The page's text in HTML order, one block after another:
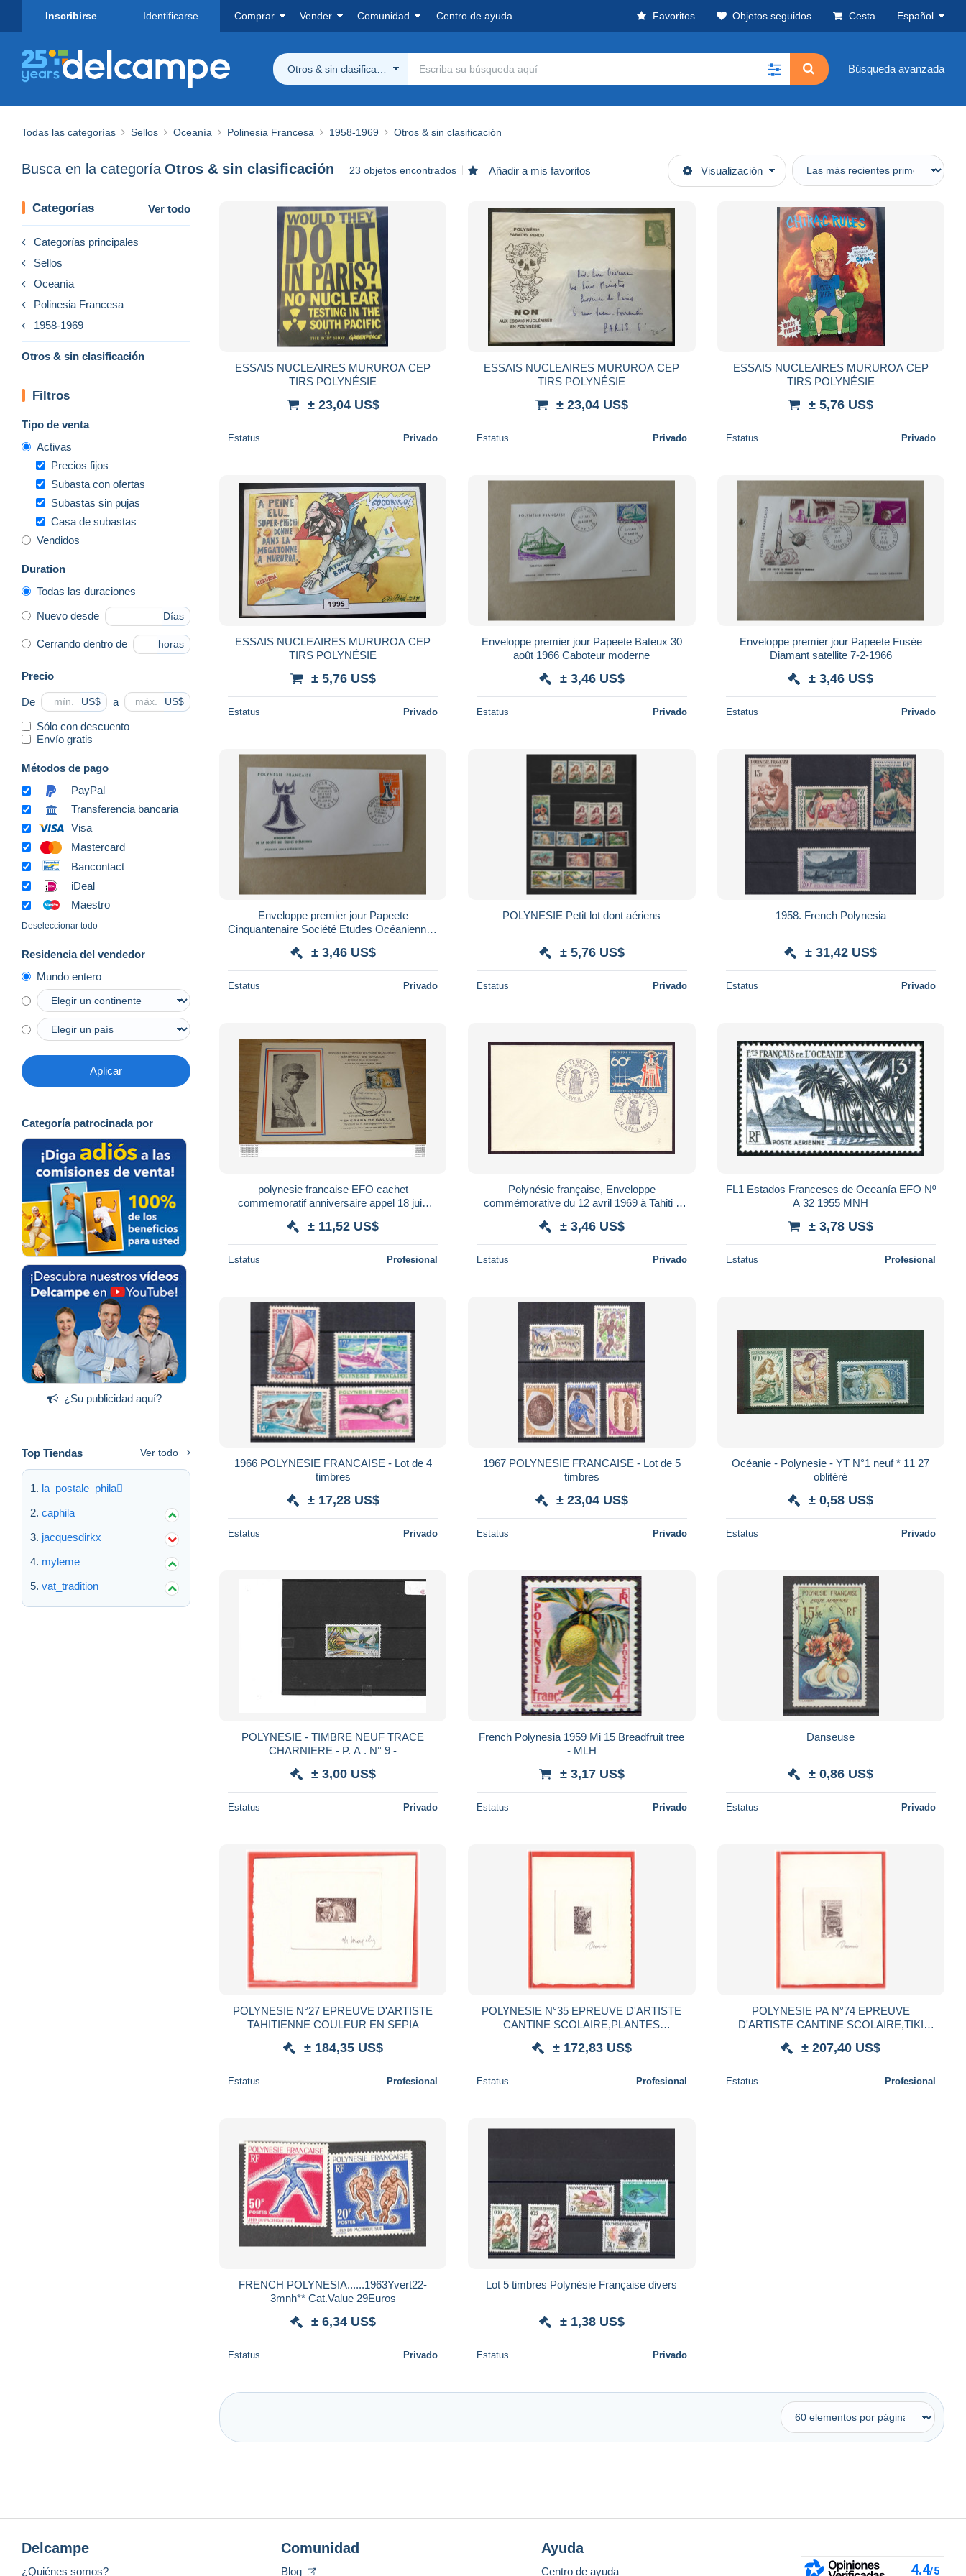
Inscribirse Identificarse Comprar Vender Comunidad Centro de ayuda Favoritos Objetos seguidos Cesta Español
Otros & sin clasificación Búsqueda avanzada
Todas las categorías Sellos Oceanía Polinesia Francesa 1958-1969 Otros & sin clasificación
Busca en la categoría Otros & sin clasificación 23 objetos encontrados Añadir a mis favoritos Visualización
Categorías Ver todo
Categorías principales
Sellos
Oceanía
Polinesia Francesa
1958-1969
Otros & sin clasificación
Filtros
Tipo de venta
Activas
Precios fijos
Subasta con ofertas
Subastas sin pujas
Casa de subastas
Vendidos
Duration
Todas las duraciones
Nuevo desde Días
Cerrando dentro de horas
Precio
De US$ a US$
Sólo con descuento
Envío gratis
Métodos de pago
PayPal
Transferencia bancaria
Visa
Mastercard
Bancontact
iDeal
Maestro
Deseleccionar todo
Residencia del vendedor
Mundo entero
Aplicar
Categoría patrocinada por
¿Su publicidad aquí?
Top Tiendas Ver todo
la_postale_phila
caphila
jacquesdirkx
myleme
vat_tradition
ESSAIS NUCLEAIRES MURUROA CEP
TIRS POLYNÉSIE
± 23,04 US$
Estatus Privado
ESSAIS NUCLEAIRES MURUROA CEP
TIRS POLYNÉSIE
± 23,04 US$
Estatus Privado
ESSAIS NUCLEAIRES MURUROA CEP
TIRS POLYNÉSIE
± 5,76 US$
Estatus Privado
ESSAIS NUCLEAIRES MURUROA CEP
TIRS POLYNÉSIE
± 5,76 US$
Estatus Privado
Enveloppe premier jour Papeete Bateux 30
août 1966 Caboteur moderne
± 3,46 US$
Estatus Privado
Enveloppe premier jour Papeete Fusée
Diamant satellite 7-2-1966
± 3,46 US$
Estatus Privado
Enveloppe premier jour Papeete
Cinquantenaire Société Etudes Océaniennes
± 3,46 US$
Estatus Privado
POLYNESIE Petit lot dont aériens
± 5,76 US$
Estatus Privado
1958. French Polynesia
± 31,42 US$
Estatus Privado
polynesie francaise EFO cachet
commemoratif anniversaire appel 18 juin
± 11,52 US$
Estatus Profesional
Polynésie française, Enveloppe
commémorative du 12 avril 1969 à Tahiti "
± 3,46 US$
Estatus Privado
FL1 Estados Franceses de Oceanía EFO Nº
A 32 1955 MNH
± 3,78 US$
Estatus Profesional
1966 POLYNESIE FRANCAISE - Lot de 4
timbres
± 17,28 US$
Estatus Privado
1967 POLYNESIE FRANCAISE - Lot de 5
timbres
± 23,04 US$
Estatus Privado
Océanie - Polynesie - YT N°1 neuf * 11 27
oblitéré
± 0,58 US$
Estatus Privado
POLYNESIE - TIMBRE NEUF TRACE
CHARNIERE - P. A . N° 9 -
± 3,00 US$
Estatus Privado
French Polynesia 1959 Mi 15 Breadfruit tree
- MLH
± 3,17 US$
Estatus Privado
Danseuse
± 0,86 US$
Estatus Privado
POLYNESIE N°27 EPREUVE D'ARTISTE
TAHITIENNE COULEUR EN SEPIA
± 184,35 US$
Estatus Profesional
POLYNESIE N°35 EPREUVE D'ARTISTE
CANTINE SCOLAIRE,PLANTES
± 172,83 US$
Estatus Profesional
POLYNESIE PA N°74 EPREUVE
D'ARTISTE CANTINE SCOLAIRE,TIKI
± 207,40 US$
Estatus Profesional
FRENCH POLYNESIA......1963Yvert22-
3mnh** Cat.Value 29Euros
± 6,34 US$
Estatus Privado
Lot 5 timbres Polynésie Française divers
± 1,38 US$
Estatus Privado
Delcampe
¿Quiénes somos?
Comunidad
Blog
Ayuda
Centro de ayuda